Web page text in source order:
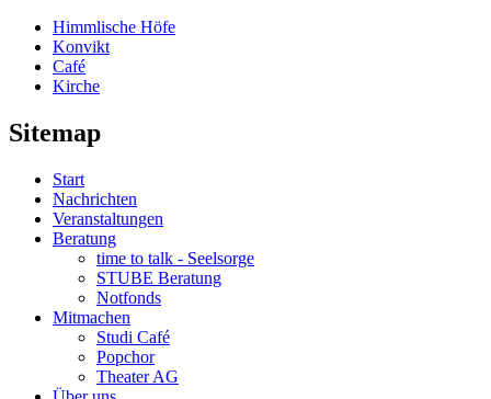
Himmlische Höfe
Konvikt
Café
Kirche
Sitemap
Start
Nachrichten
Veranstaltungen
Beratung
time to talk - Seelsorge
STUBE Beratung
Notfonds
Mitmachen
Studi Café
Popchor
Theater AG